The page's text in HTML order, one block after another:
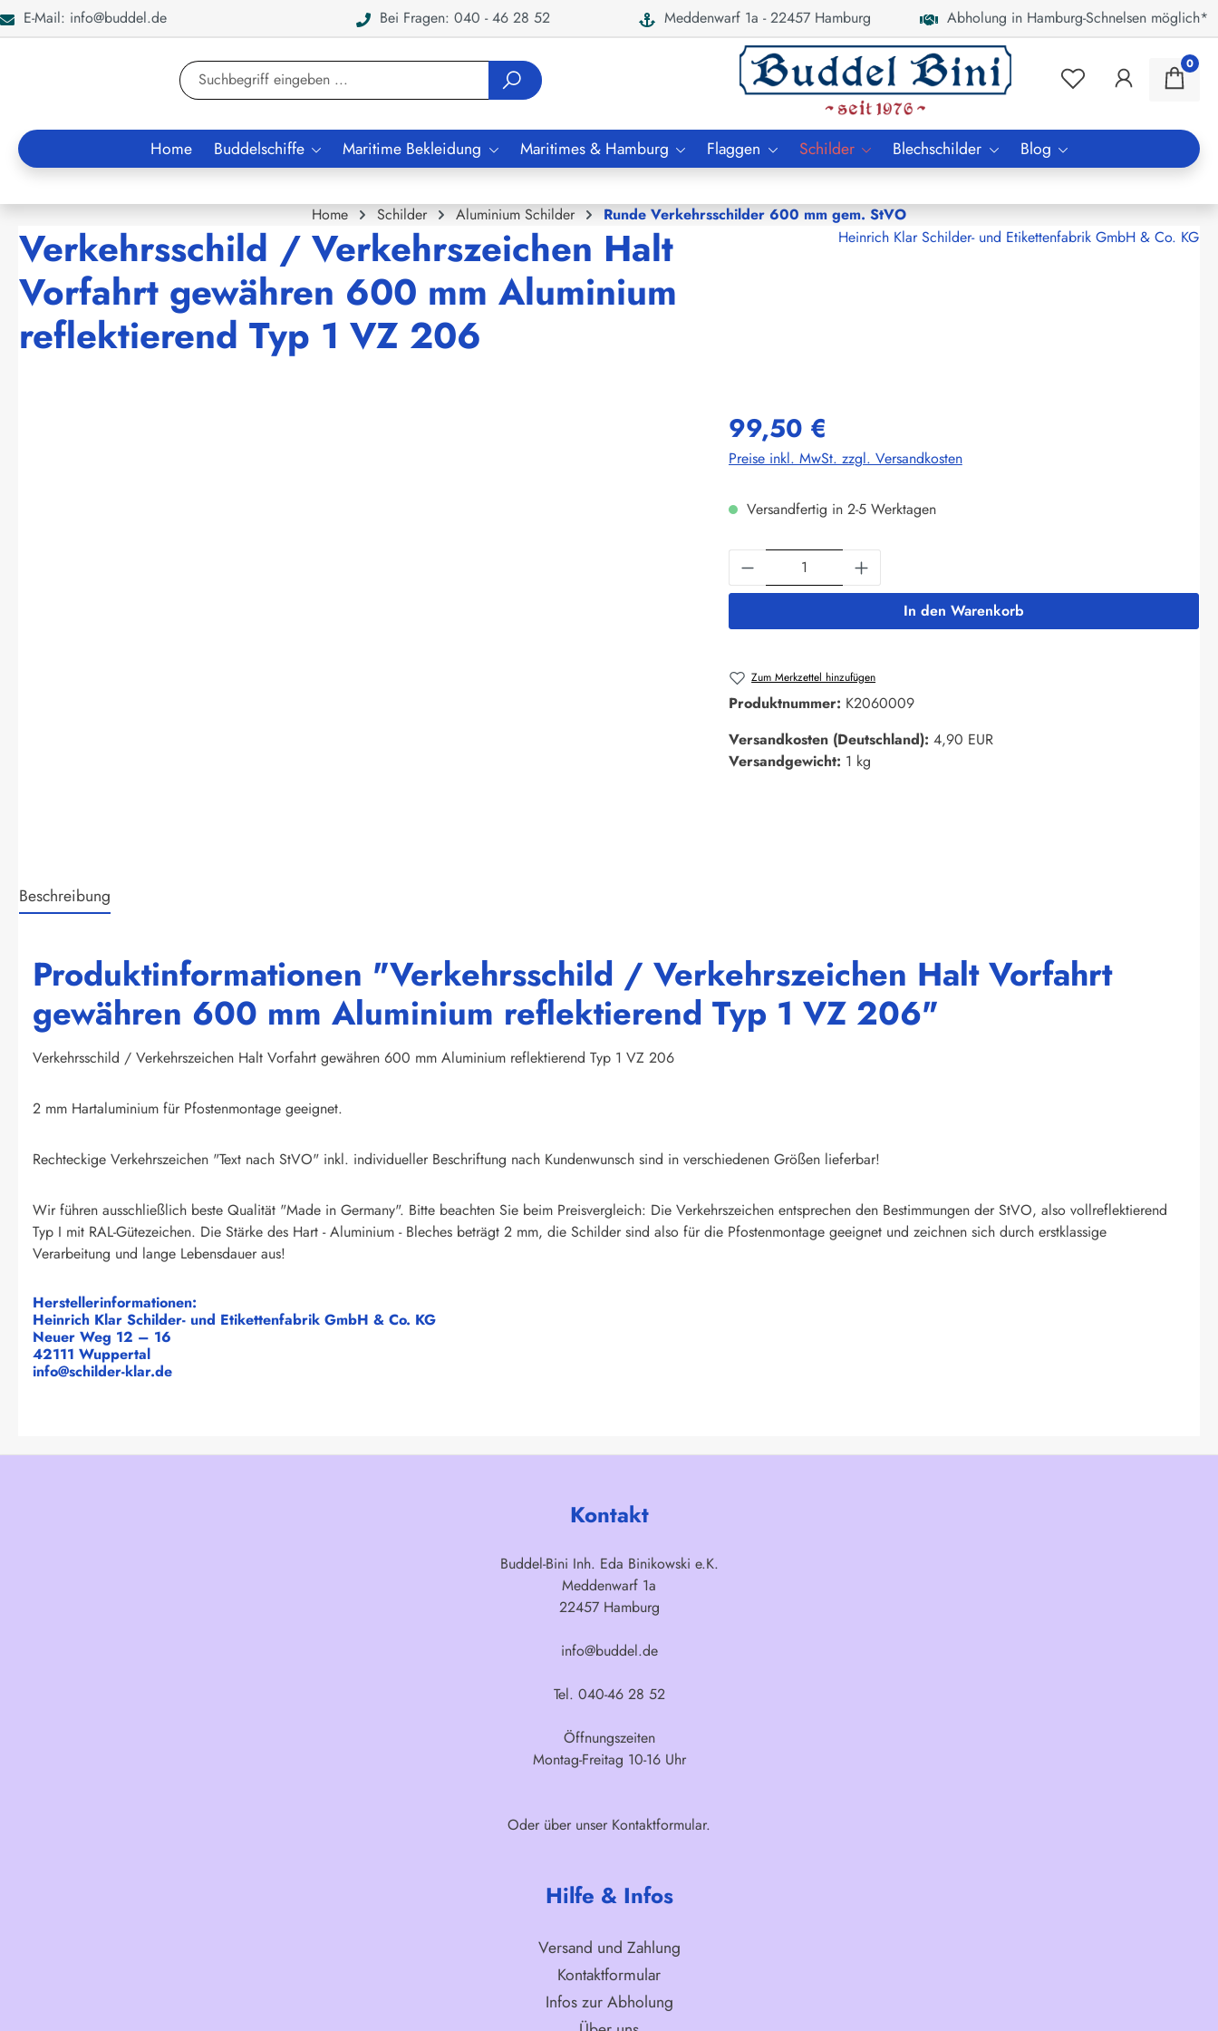
Zur Suche springen
E-Mail: info@buddel.de Bei Fragen: 040 - 46 28 52 Meddenwarf 1a - 22457 Hamburg Abholung in Hamburg-Schnelsen möglich*
0
Home Buddelschiffe Maritime Bekleidung Maritimes & Hamburg Flaggen Schilder Blechschilder Blog
Home Schilder Aluminium Schilder Runde Verkehrsschilder 600 mm gem. StVO
Verkehrsschild / Verkehrszeichen Halt
Vorfahrt gewähren 600 mm Aluminium
reflektierend Typ 1 VZ 206
Heinrich Klar Schilder- und Etikettenfabrik GmbH & Co. KG
99,50 €
Preise inkl. MwSt. zzgl. Versandkosten
Versandfertig in 2-5 Werktagen
Produkt Anzahl: Gib den gewünschten Wert ein
In den Warenkorb
Zum Merkzettel hinzufügen
Produktnummer: K2060009
Versandkosten (Deutschland): 4,90 EUR
Versandgewicht: 1 kg
Beschreibung
Produktinformationen "Verkehrsschild / Verkehrszeichen Halt Vorfahrt
gewähren 600 mm Aluminium reflektierend Typ 1 VZ 206"
Verkehrsschild / Verkehrszeichen Halt Vorfahrt gewähren 600 mm Aluminium reflektierend Typ 1 VZ 206
2 mm Hartaluminium für Pfostenmontage geeignet.
Rechteckige Verkehrszeichen "Text nach StVO" inkl. individueller Beschriftung nach Kundenwunsch sind in verschiedenen Größen lieferbar!
Wir führen ausschließlich beste Qualität "Made in Germany". Bitte beachten Sie beim Preisvergleich: Die Verkehrszeichen entsprechen den Bestimmungen der StVO, also vollreflektierend
Typ I mit RAL-Gütezeichen. Die Stärke des Hart - Aluminium - Bleches beträgt 2 mm, die Schilder sind also für die Pfostenmontage geeignet und zeichnen sich durch erstklassige
Verarbeitung und lange Lebensdauer aus!
Herstellerinformationen:
Heinrich Klar Schilder- und Etikettenfabrik GmbH & Co. KG
Neuer Weg 12 – 16
42111 Wuppertal
info@schilder-klar.de
Kontakt
Buddel-Bini Inh. Eda Binikowski e.K.
Meddenwarf 1a
22457 Hamburg
info@buddel.de
Tel. 040-46 28 52
Öffnungszeiten
Montag-Freitag 10-16 Uhr
Oder über unser Kontaktformular.
Hilfe & Infos
Versand und Zahlung
Kontaktformular
Infos zur Abholung